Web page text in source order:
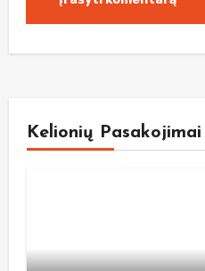
Kelionių Pasakojimai